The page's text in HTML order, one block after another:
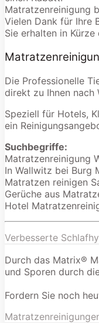
Matratzenreinigung
Vielen Dank für Ihre
Sie erhalten in
Die Professionelle
direkt zu Ihnen nach
Speziell für Hotels,
ein
Suchbegriffe:
Matratzenreinigung
In Wallwitz bei Burg
Matratzen reinigen
Gerüche aus
Hotel
Verbesserte
Durch das Matrix®
und Sporen durch
Fordern Sie noch